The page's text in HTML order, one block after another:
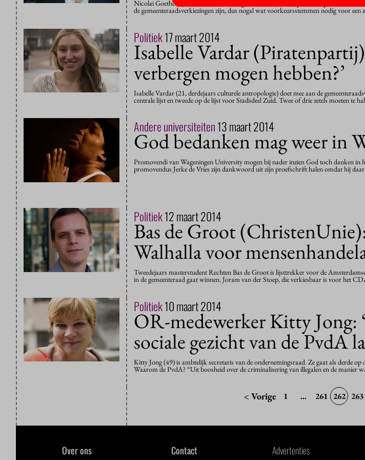
Nicolai Goetheer (25 master Accounting & Control) staat op de elfde plaats van
de gemeenteraadsverkiezingen zijn, dus nogal wat voorkeursstemmen nodig voor
Politiek17 maart 2014
Isabelle Vardar
verbergen mogen hebben?’
Isabelle Vardar (21, derdejaars culturele antropologie) doet mee aan de
centrale lijst en tweede op de lijst voor Stadsdeel Zuid. Twee of drie zetels moeten te
Andere universiteiten13 maart 2014
God bedanken mag weer in
Promovendi van Wageningen University mogen bij nader inzien God toch danken
promovendus Jerke de Vries zijn dankwoord uit zijn proefschrift halen omdat hij
Politiek12 maart 2014
Bas de Groot
Walhalla voor
Tweedejaars masterstudent Rechten Bas de Groot is lijsttrekker voor de
in de gemeenteraad gaat winnen. Joram van der Stoep, die verkiesbaar is voor het
Politiek10 maart 2014
OR-medewerker Kitty Jong:
sociale gezicht van de PvdA
Kitty Jong (49) is ambtelijk secretaris van de ondernemingsraad. Ze gaat als derde op
Waarom de PvdA? “Uit boosheid over de criminalisering van illegalen en de manier
< Vorige 1 ... 261 262 263
Over ons Contact Advertenties